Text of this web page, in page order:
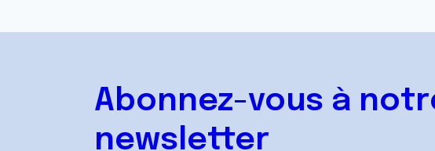
Abonnez-vous à
newsletter